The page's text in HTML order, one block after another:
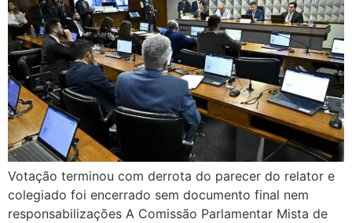
Votação terminou com derrota do parecer do relator e
colegiado foi encerrado sem documento final nem
responsabilizações A Comissão Parlamentar Mista de